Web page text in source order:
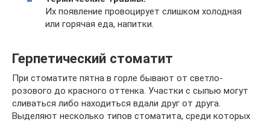
Их появление провоцирует слишком холодная
или горячая еда, напитки.
Герпетический стоматит
При стоматите пятна в горле бывают от светло-
розового до красного оттенка. Участки с сыпью могут
сливаться либо находиться вдали друг от друга.
Выделяют несколько типов стоматита, среди которых